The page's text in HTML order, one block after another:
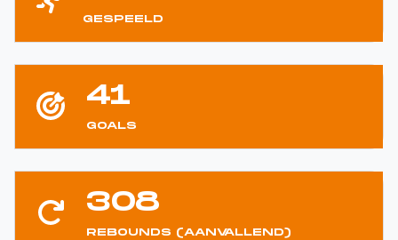
GESPEELD
41
GOALS
308
REBOUNDS (AANVALLEND)